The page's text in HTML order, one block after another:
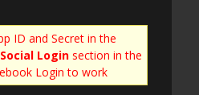
ID and Secret in the
Social Login section in the
Login to work